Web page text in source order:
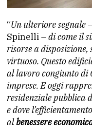
“Un ulteriore segnale
Spinelli – di come il
risorse a
virtuoso. Questo
al lavoro congiunto di
imprese. E oggi
residenziale pubblica
e dove
albenessere